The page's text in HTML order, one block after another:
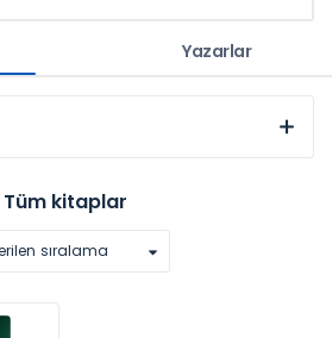
Yazarlar
Tüm kitaplar
sıralama